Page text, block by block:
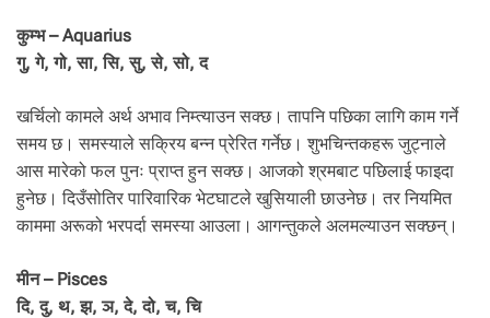
कुम्भ – Aquarius
गु, गे, गो, सा, सि, सु, से, सो, द
खर्चिलाे कामले अर्थ अभाव निम्त्याउन सक्छ। तापनि पछिका लागि काम गर्ने
समय छ। समस्याले सक्रिय बन्न प्रेरित गर्नेछ। शुभचिन्तकहरू जुट्नाले
आस मारेको फल पुनः प्राप्त हुन सक्छ। आजको श्रमबाट पछिलाई फाइदा
हुनेछ। दिउँसोतिर पारिवारिक भेटघाटले खुसियाली छाउनेछ। तर नियमित
काममा अरूको भरपर्दा समस्या आउला। आगन्तुकले अलमल्याउन सक्छन्।
मीन – Pisces
दि, दु, थ, झ, ञ, दे, दो, च, चि